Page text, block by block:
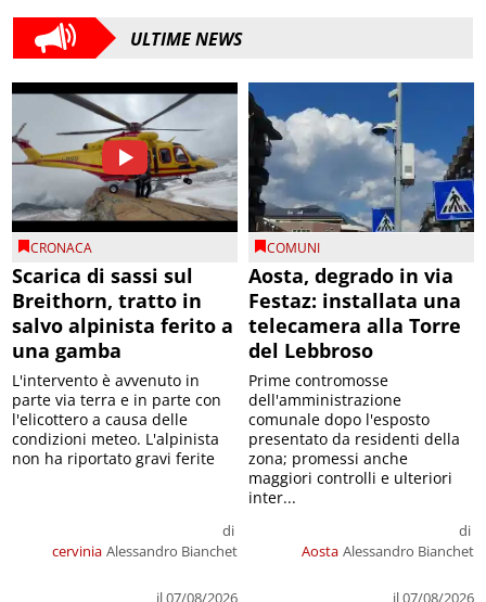
ULTIME NEWS
CRONACA
Scarica di sassi sul
Breithorn, tratto in
salvo alpinista ferito a
una gamba
cervinia
di
Alessandro Bianchet
il 07/08/2026
L'intervento è avvenuto in
parte via terra e in parte con
l'elicottero a causa delle
condizioni meteo. L'alpinista
non ha riportato gravi ferite
COMUNI
Aosta, degrado in via
Festaz: installata una
telecamera alla Torre
del Lebbroso
Aosta
di
Alessandro Bianchet
il 07/08/2026
Prime contromosse
dell'amministrazione
comunale dopo l'esposto
presentato da residenti della
zona; promessi anche
maggiori controlli e ulteriori
inter...